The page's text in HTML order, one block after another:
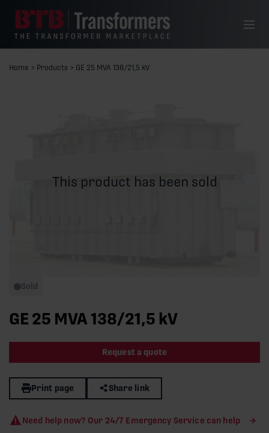
Menu
Home > Products > GE 25 MVA 138/21,5 kV
This product has been sold
Sold
GE 25 MVA 138/21,5 kV
Request a quote
Print page Share link
Need help now? Our 24/7 Emergency Service can help